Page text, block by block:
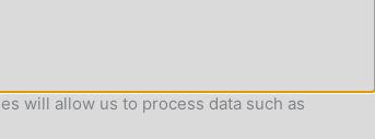
will allow us to process data such as